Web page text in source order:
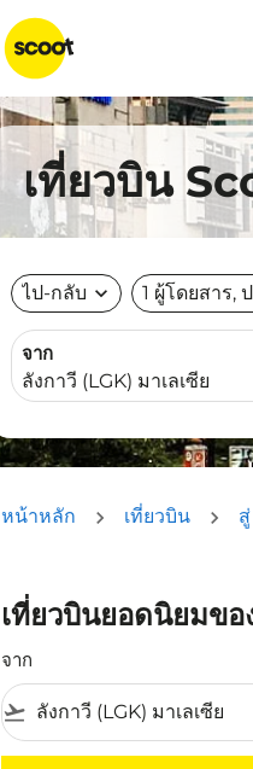
เที่ยวบิน
ไป-กลับ expand_more 1 ผู้โดยสาร,
จาก
หน้าหลัก เที่ยวบิน
เที่ยวบินยอดนิยมขอ
จาก
flight_takeoff